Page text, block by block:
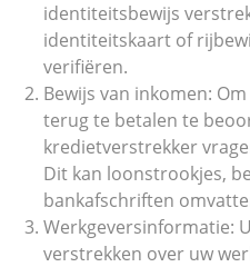
identiteitsbewijs
identiteitskaart of
verifiëren.
Bewijs van inkomen:
terug te betalen te
kredietverstrekker
Dit kan loonstrookjes,
bankafschriften
Werkgeversinformatie:
verstrekken over uw